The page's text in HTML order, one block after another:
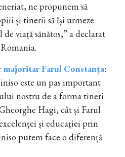
ne propunem să
și tinerii să își urmeze
viață sănătos,” a declarat
majoritar Farul Constanța:
este un pas important
nostru de a forma tineri
Hagi, cât și Farul
și educației prin
putem face o diferență